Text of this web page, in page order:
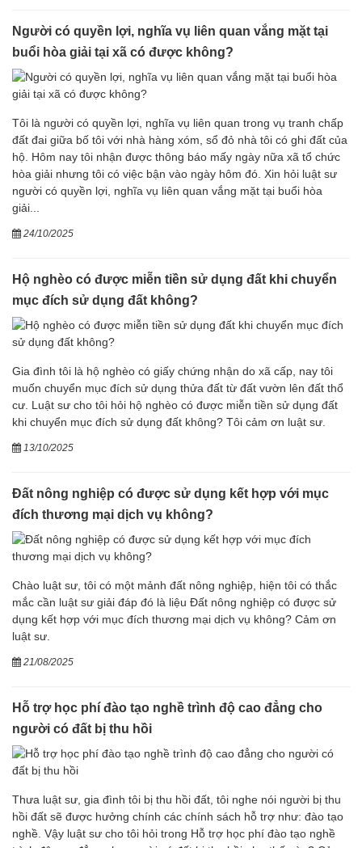
Người có quyền lợi, nghĩa vụ liên quan vắng mặt tại
buổi hòa giải tại xã có được không?
Tôi là người có quyền lợi, nghĩa vụ liên quan trong vụ tranh chấp
đất đai giữa bố tôi với nhà hàng xóm, sổ đỏ nhà tôi có ghi đất của
hộ. Hôm nay tôi nhận được thông báo mấy ngày nữa xã tổ chức
hòa giải nhưng tôi có việc bận vào ngày hôm đó. Xin hỏi luật sư
người có quyền lợi, nghĩa vụ liên quan vắng mặt tại buổi hòa
giải...
24/10/2025
Hộ nghèo có được miễn tiền sử dụng đất khi chuyển
mục đích sử dụng đất không?
Gia đình tôi là hộ nghèo có giấy chứng nhận do xã cấp, nay tôi
muốn chuyển mục đích sử dụng thửa đất từ đất vườn lên đất thổ
cư. Luật sư cho tôi hỏi hộ nghèo có được miễn tiền sử dụng đất
khi chuyển mục đích sử dụng đất không? Tôi cảm ơn luật sư.
13/10/2025
Đất nông nghiệp có được sử dụng kết hợp với mục
đích thương mại dịch vụ không?
Chào luật sư, tôi có một mảnh đất nông nghiệp, hiện tôi có thắc
mắc cần luật sư giải đáp đó là liệu Đất nông nghiệp có được sử
dụng kết hợp với mục đích thương mại dịch vụ không? Cảm ơn
luật sư.
21/08/2025
Hỗ trợ học phí đào tạo nghề trình độ cao đẳng cho
người có đất bị thu hồi
Thưa luật sư, gia đình tôi bị thu hồi đất, tôi nghe nói người bị thu
hồi đất sẽ được hưởng chính các chính sách hỗ trợ như: đào tạo
nghề. Vậy luật sư cho tôi hỏi trong Hỗ trợ học phí đào tạo nghề